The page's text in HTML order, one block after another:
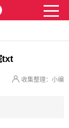
txt
收集整理：小编